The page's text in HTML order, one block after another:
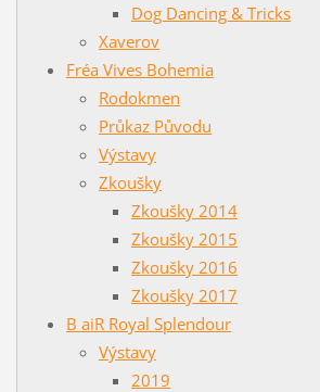
Dog Dancing & Tricks
Xaverov
Fréa Vives Bohemia
Rodokmen
Průkaz Původu
Výstavy
Zkoušky
Zkoušky 2014
Zkoušky 2015
Zkoušky 2016
Zkoušky 2017
B aiR Royal Splendour
Výstavy
2019